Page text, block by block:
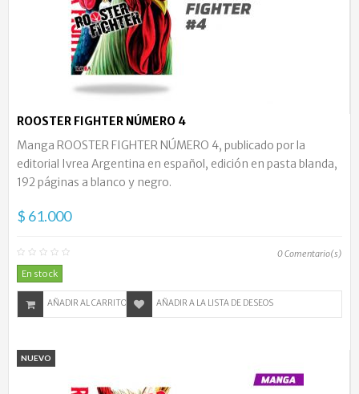
ROOSTER FIGHTER NÚMERO 4
Manga ROOSTER FIGHTER NÚMERO 4, publicado por la
editorial Ivrea Argentina en español, edición en pasta blanda,
192 páginas a blanco y negro.
$ 61.000
0Comentario(s)
En stock
AÑADIR AL CARRITO AÑADIR A LA LISTA DE DESEOS
NUEVO